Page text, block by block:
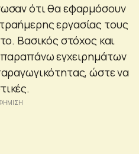
ότι θα εφαρμόσουν
εργασίας τους
Βασικός στόχος και
παραπάνω εγχειρημάτων
ώστε να